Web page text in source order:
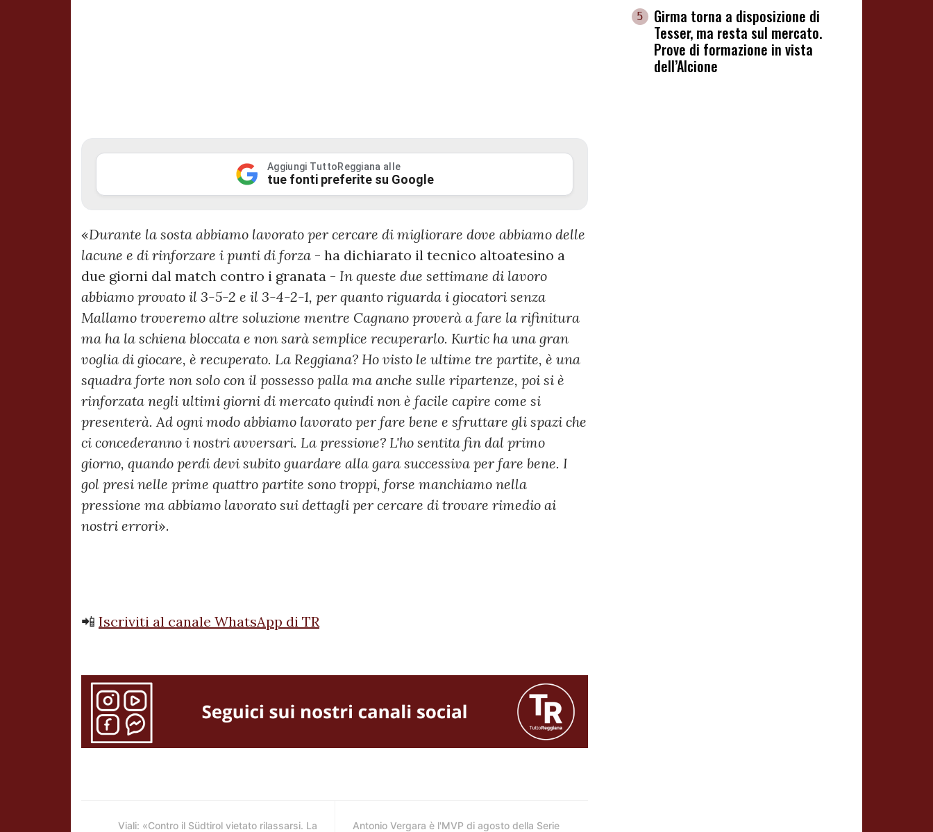
Aggiungi TuttoReggiana alle
tue fonti preferite su Google
«Durante la sosta abbiamo lavorato per cercare di migliorare dove abbiamo delle
lacune e di rinforzare i punti di forza - ha dichiarato il tecnico altoatesino a
due giorni dal match contro i granata - In queste due settimane di lavoro
abbiamo provato il 3-5-2 e il 3-4-2-1, per quanto riguarda i giocatori senza
Mallamo troveremo altre soluzione mentre Cagnano proverà a fare la rifinitura
ma ha la schiena bloccata e non sarà semplice recuperarlo. Kurtic ha una gran
voglia di giocare, è recuperato. La Reggiana? Ho visto le ultime tre partite, è una
squadra forte non solo con il possesso palla ma anche sulle ripartenze, poi si è
rinforzata negli ultimi giorni di mercato quindi non è facile capire come si
presenterà. Ad ogni modo abbiamo lavorato per fare bene e sfruttare gli spazi che
ci concederanno i nostri avversari. La pressione? L'ho sentita fin dal primo
giorno, quando perdi devi subito guardare alla gara successiva per fare bene. I
gol presi nelle prime quattro partite sono troppi, forse manchiamo nella
pressione ma abbiamo lavorato sui dettagli per cercare di trovare rimedio ai
nostri errori».
📲 Iscriviti al canale WhatsApp di TR
Viali: «Contro il Südtirol vietato rilassarsi. La Antonio Vergara è l'MVP di agosto della Serie
5
Girma torna a disposizione di
Tesser, ma resta sul mercato.
Prove di formazione in vista
dell’Alcione